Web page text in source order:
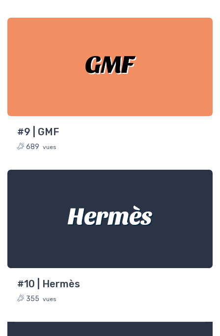
GMF
#9 | GMF
689 vues
Hermès
#10 | Hermès
355 vues